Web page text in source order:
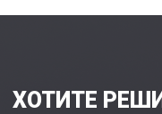
ХОТИТЕ